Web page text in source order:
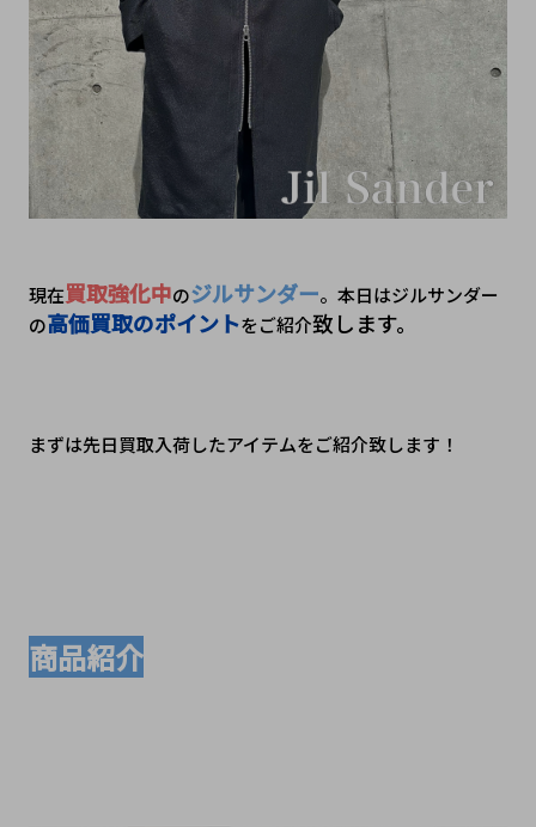
現在買取強化中のジルサンダー。本日はジルサンダー
の高価買取のポイントをご紹介致します。
まずは先日買取入荷したアイテムをご紹介致します！
商品紹介